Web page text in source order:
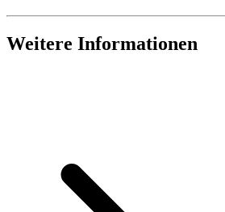
Weitere Informationen